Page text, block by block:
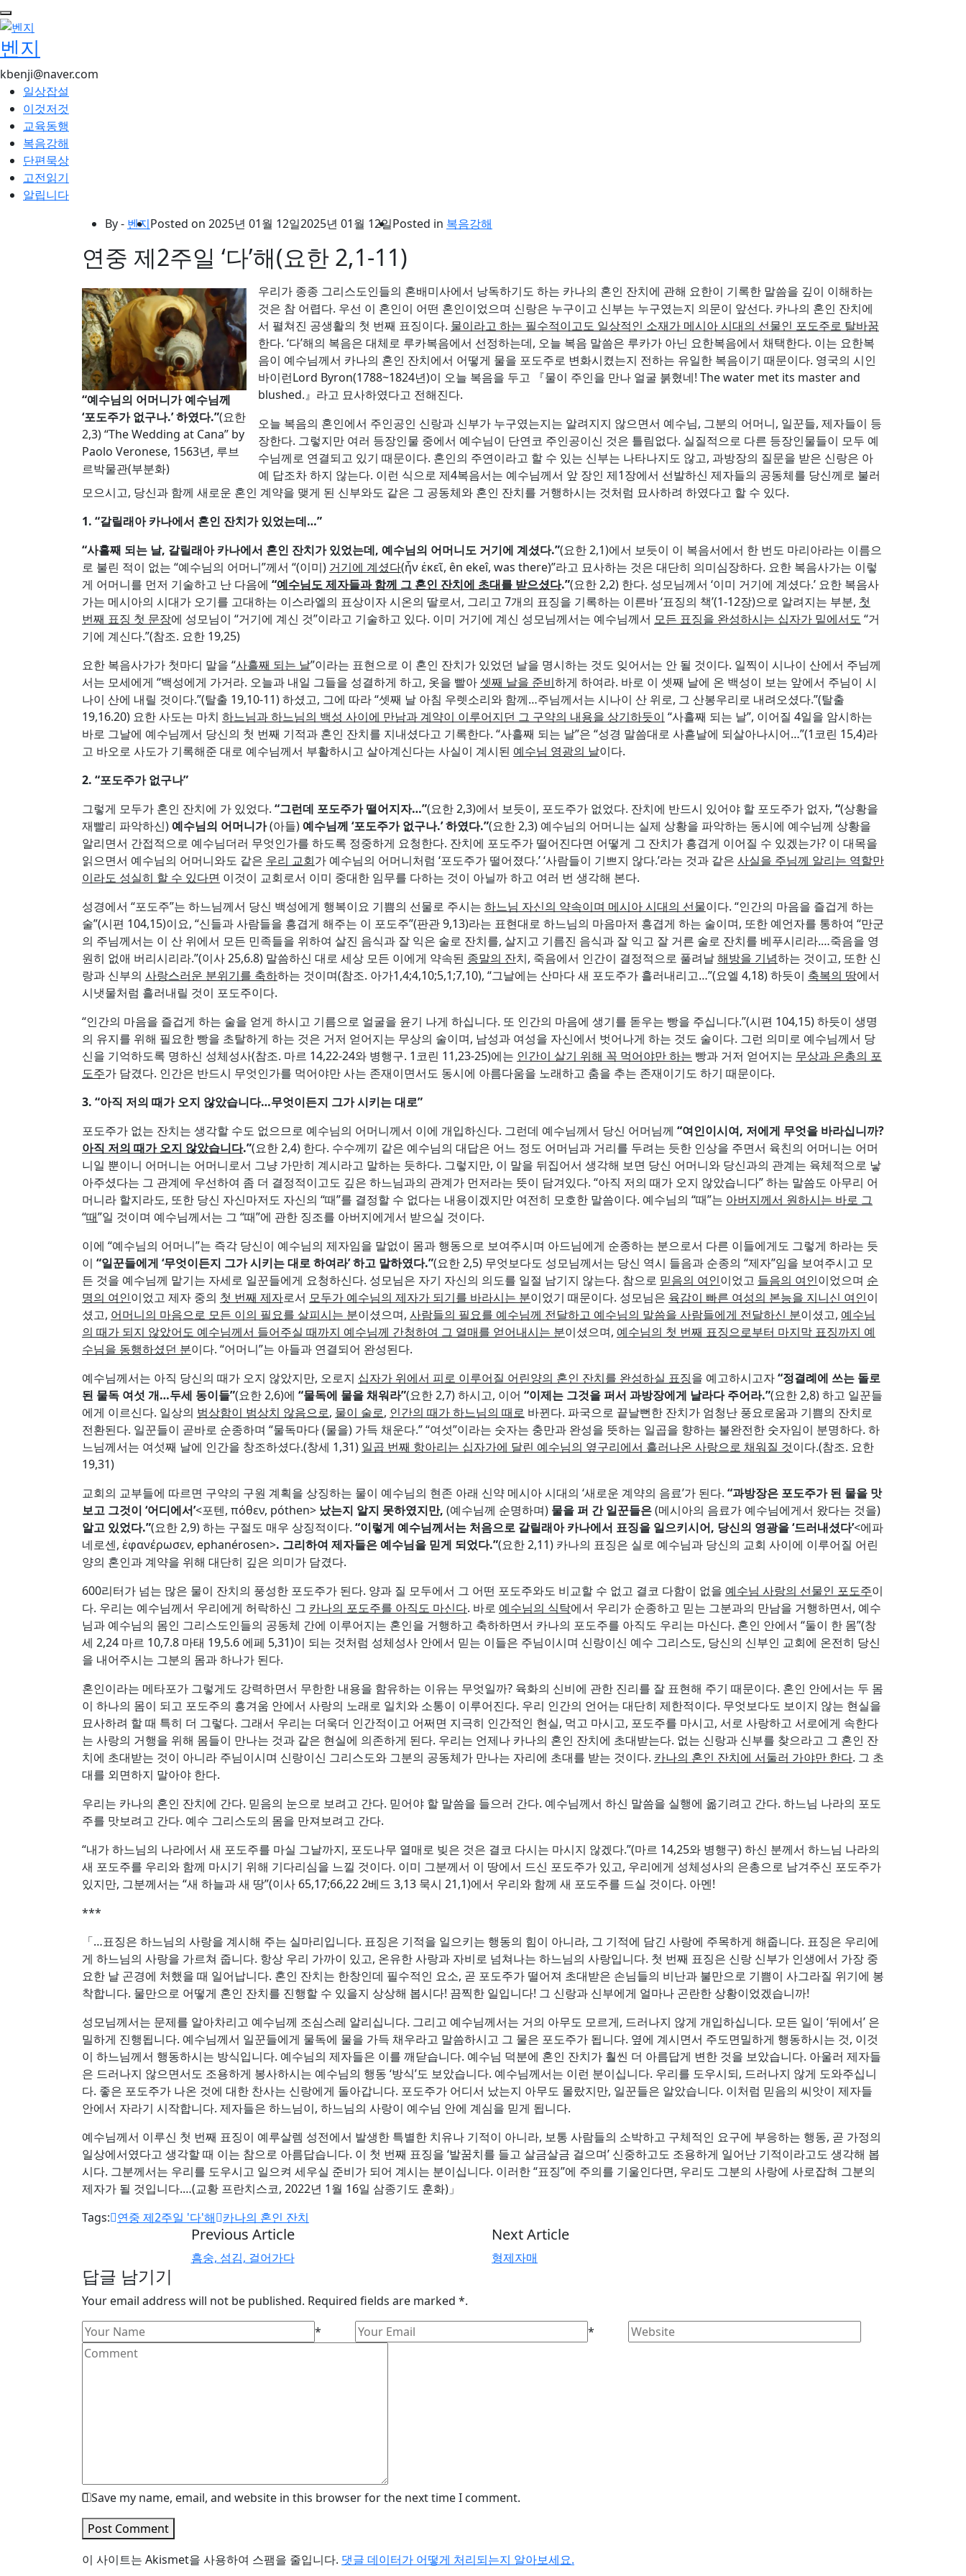
콘
텐
츠
로
건
너
뛰
기
벤지
kbenji@naver.com
일상잡설
이것저것
교육동행
복음강해
단편묵상
고전읽기
알립니다
By - 벤지Posted on 2025년 01월 12일2025년 01월 12일Posted in 복음강해
연중 제2주일 ‘다’해(요한 2,1-11)
“예수님의 어머니가 예수님께
‘포도주가 없구나.’ 하였다.”(요한
2,3) “The Wedding at Cana” by
Paolo Veronese, 1563년, 루브
르박물관(부분화)
우리가 종종 그리스도인들의 혼배미사에서 낭독하기도 하는 카나의 혼인 잔치에 관해 요한이 기록한 말씀을 깊이 이해하는
것은 참 어렵다. 우선 이 혼인이 어떤 혼인이었으며 신랑은 누구이고 신부는 누구였는지 의문이 앞선다. 카나의 혼인 잔치에
서 펼쳐진 공생활의 첫 번째 표징이다. 물이라고 하는 필수적이고도 일상적인 소재가 메시아 시대의 선물인 포도주로 탈바꿈
한다. ‘다’해의 복음은 대체로 루카복음에서 선정하는데, 오늘 복음 말씀은 루카가 아닌 요한복음에서 채택한다. 이는 요한복
음이 예수님께서 카나의 혼인 잔치에서 어떻게 물을 포도주로 변화시켰는지 전하는 유일한 복음이기 때문이다. 영국의 시인
바이런Lord Byron(1788~1824년)이 오늘 복음을 두고 『물이 주인을 만나 얼굴 붉혔네! The water met its master and
blushed.』라고 묘사하였다고 전해진다.
오늘 복음의 혼인에서 주인공인 신랑과 신부가 누구였는지는 알려지지 않으면서 예수님, 그분의 어머니, 일꾼들, 제자들이 등
장한다. 그렇지만 여러 등장인물 중에서 예수님이 단연코 주인공이신 것은 틀림없다. 실질적으로 다른 등장인물들이 모두 예
수님께로 연결되고 있기 때문이다. 혼인의 주연이라고 할 수 있는 신부는 나타나지도 않고, 과방장의 질문을 받은 신랑은 아
예 답조차 하지 않는다. 이런 식으로 제4복음서는 예수님께서 앞 장인 제1장에서 선발하신 제자들의 공동체를 당신께로 불러
모으시고, 당신과 함께 새로운 혼인 계약을 맺게 된 신부와도 같은 그 공동체와 혼인 잔치를 거행하시는 것처럼 묘사하려 하였다고 할 수 있다.
1. “갈릴래아 카나에서 혼인 잔치가 있었는데…”
“사흘째 되는 날, 갈릴래아 카나에서 혼인 잔치가 있었는데, 예수님의 어머니도 거기에 계셨다.”(요한 2,1)에서 보듯이 이 복음서에서 한 번도 마리아라는 이름으
로 불린 적이 없는 “예수님의 어머니”께서 “(이미) 거기에 계셨다(ἦν ἐκεῖ, ên ekeî, was there)”라고 묘사하는 것은 대단히 의미심장하다. 요한 복음사가는 이렇
게 어머니를 먼저 기술하고 난 다음에 “예수님도 제자들과 함께 그 혼인 잔치에 초대를 받으셨다.”(요한 2,2) 한다. 성모님께서 ‘이미 거기에 계셨다.’ 요한 복음사
가는 메시아의 시대가 오기를 고대하는 이스라엘의 표상이자 시온의 딸로서, 그리고 7개의 표징을 기록하는 이른바 ‘표징의 책’(1-12장)으로 알려지는 부분, 첫
번째 표징 첫 문장에 성모님이 “거기에 계신 것”이라고 기술하고 있다. 이미 거기에 계신 성모님께서는 예수님께서 모든 표징을 완성하시는 십자가 밑에서도 “거
기에 계신다.”(참조. 요한 19,25)
요한 복음사가가 첫마디 말을 “사흘째 되는 날”이라는 표현으로 이 혼인 잔치가 있었던 날을 명시하는 것도 잊어서는 안 될 것이다. 일찍이 시나이 산에서 주님께
서는 모세에게 “백성에게 가거라. 오늘과 내일 그들을 성결하게 하고, 옷을 빨아셋째 날을 준비하게 하여라. 바로 이 셋째 날에 온 백성이 보는 앞에서 주님이 시
나이 산에 내릴 것이다.”(탈출 19,10-11) 하셨고, 그에 따라 “셋째 날 아침 우렛소리와 함께…주님께서는 시나이 산 위로, 그 산봉우리로 내려오셨다.”(탈출
19,16.20) 요한 사도는 마치 하느님과 하느님의 백성 사이에 만남과 계약이 이루어지던 그 구약의 내용을 상기하듯이 “사흘째 되는 날”, 이어질 4일을 암시하는
바로 그날에 예수님께서 당신의 첫 번째 기적과 혼인 잔치를 지내셨다고 기록한다. “사흘째 되는 날”은 “성경 말씀대로 사흗날에 되살아나시어…”(1코린 15,4)라
고 바오로 사도가 기록해준 대로 예수님께서 부활하시고 살아계신다는 사실이 계시된 예수님 영광의 날이다.
2. “포도주가 없구나”
그렇게 모두가 혼인 잔치에 가 있었다. “그런데 포도주가 떨어지자…”(요한 2,3)에서 보듯이, 포도주가 없었다. 잔치에 반드시 있어야 할 포도주가 없자, “(상황을
재빨리 파악하신) 예수님의 어머니가(아들) 예수님께 ‘포도주가 없구나.’하였다.”(요한 2,3) 예수님의 어머니는 실제 상황을 파악하는 동시에 예수님께 상황을
알리면서 간접적으로 예수님더러 무엇인가를 하도록 정중하게 요청한다. 잔치에 포도주가 떨어진다면 어떻게 그 잔치가 흥겹게 이어질 수 있겠는가? 이 대목을
읽으면서 예수님의 어머니와도 같은 우리 교회가 예수님의 어머니처럼 ‘포도주가 떨어졌다.’ ‘사람들이 기쁘지 않다.’라는 것과 같은 사실을 주님께 알리는 역할만
이라도 성실히 할 수 있다면 이것이 교회로서 이미 중대한 임무를 다하는 것이 아닐까 하고 여러 번 생각해 본다.
성경에서 “포도주”는 하느님께서 당신 백성에게 행복이요 기쁨의 선물로 주시는 하느님 자신의 약속이며 메시아 시대의 선물이다. “인간의 마음을 즐겁게 하는
술”(시편 104,15)이요, “신들과 사람들을 흥겹게 해주는 이 포도주”(판관 9,13)라는 표현대로 하느님의 마음마저 흥겹게 하는 술이며, 또한 예언자를 통하여 “만군
의 주님께서는 이 산 위에서 모든 민족들을 위하여 살진 음식과 잘 익은 술로 잔치를, 살지고 기름진 음식과 잘 익고 잘 거른 술로 잔치를 베푸시리라.…죽음을 영
원히 없애 버리시리라.”(이사 25,6.8) 말씀하신 대로 세상 모든 이에게 약속된 종말의 잔치, 죽음에서 인간이 결정적으로 풀려날해방을 기념하는 것이고, 또한 신
랑과 신부의 사랑스러운 분위기를 축하하는 것이며(참조. 아가1,4;4,10;5,1;7,10), “그날에는 산마다 새 포도주가 흘러내리고…”(요엘 4,18) 하듯이 축복의 땅에서
시냇물처럼 흘러내릴 것이 포도주이다.
“인간의 마음을 즐겁게 하는 술을 얻게 하시고 기름으로 얼굴을 윤기 나게 하십니다. 또 인간의 마음에 생기를 돋우는 빵을 주십니다.”(시편 104,15) 하듯이 생명
의 유지를 위해 필요한 빵을 초탈하게 하는 것은 거저 얻어지는 무상의 술이며, 남성과 여성을 자신에서 벗어나게 하는 것도 술이다. 그런 의미로 예수님께서 당
신을 기억하도록 명하신 성체성사(참조. 마르 14,22-24와 병행구. 1코린 11,23-25)에는 인간이 살기 위해 꼭 먹어야만 하는 빵과 거저 얻어지는 무상과 은총의 포
도주가 담겼다. 인간은 반드시 무엇인가를 먹어야만 사는 존재이면서도 동시에 아름다움을 노래하고 춤을 추는 존재이기도 하기 때문이다.
3. “아직 저의 때가 오지 않았습니다…무엇이든지 그가 시키는 대로”
포도주가 없는 잔치는 생각할 수도 없으므로 예수님의 어머니께서 이에 개입하신다. 그런데 예수님께서 당신 어머님께 “여인이시여, 저에게 무엇을 바라십니까?
아직 저의 때가 오지 않았습니다.”(요한 2,4) 한다. 수수께끼 같은 예수님의 대답은 어느 정도 어머님과 거리를 두려는 듯한 인상을 주면서 육친의 어머니는 어머
니일 뿐이니 어머니는 어머니로서 그냥 가만히 계시라고 말하는 듯하다. 그렇지만, 이 말을 뒤집어서 생각해 보면 당신 어머니와 당신과의 관계는 육체적으로 낳
아주셨다는 그 관계에 우선하여 좀 더 결정적이고도 깊은 하느님과의 관계가 먼저라는 뜻이 담겨있다. “아직 저의 때가 오지 않았습니다” 하는 말씀도 아무리 어
머니라 할지라도, 또한 당신 자신마저도 자신의 “때”를 결정할 수 없다는 내용이겠지만 여전히 모호한 말씀이다. 예수님의 “때”는 아버지께서 원하시는 바로 그
“때”일 것이며 예수님께서는 그 “때”에 관한 징조를 아버지에게서 받으실 것이다.
이에 “예수님의 어머니”는 즉각 당신이 예수님의 제자임을 말없이 몸과 행동으로 보여주시며 아드님에게 순종하는 분으로서 다른 이들에게도 그렇게 하라는 듯
이 “일꾼들에게 ‘무엇이든지 그가 시키는 대로 하여라’하고 말하였다.”(요한 2,5) 무엇보다도 성모님께서는 당신 역시 들음과 순종의 “제자”임을 보여주시고 모
든 것을 예수님께 맡기는 자세로 일꾼들에게 요청하신다. 성모님은 자기 자신의 의도를 일절 남기지 않는다. 참으로 믿음의 여인이었고 들음의 여인이었으며 순
명의 여인이었고 제자 중의 첫 번째 제자로서 모두가 예수님의 제자가 되기를 바라시는 분이었기 때문이다. 성모님은 육감이 빠른 여성의 본능을 지니신 여인이
셨고, 어머니의 마음으로 모든 이의 필요를 살피시는 분이셨으며, 사람들의 필요를 예수님께 전달하고 예수님의 말씀을 사람들에게 전달하신 분이셨고, 예수님
의 때가 되지 않았어도 예수님께서 들어주실 때까지 예수님께 간청하여 그 열매를 얻어내시는 분이셨으며, 예수님의 첫 번째 표징으로부터 마지막 표징까지 예
수님을 동행하셨던 분이다. “어머니”는 아들과 연결되어 완성된다.
예수님께서는 아직 당신의 때가 오지 않았지만, 오로지 십자가 위에서 피로 이루어질 어린양의 혼인 잔치를 완성하실 표징을 예고하시고자“정결례에 쓰는 돌로
된 물독 여섯 개…두세 동이들”(요한 2,6)에 “물독에 물을 채워라”(요한 2,7) 하시고, 이어 “이제는 그것을 퍼서 과방장에게 날라다 주어라.”(요한 2,8) 하고 일꾼들
에게 이르신다. 일상의 범상함이 범상치 않음으로, 물이 술로, 인간의 때가 하느님의 때로 바뀐다. 파국으로 끝날뻔한 잔치가 엄청난 풍요로움과 기쁨의 잔치로
전환된다. 일꾼들이 곧바로 순종하며 “물독마다 (물을) 가득 채운다.” “여섯”이라는 숫자는 충만과 완성을 뜻하는 일곱을 향하는 불완전한 숫자임이 분명하다. 하
느님께서는 여섯째 날에 인간을 창조하셨다.(창세 1,31) 일곱 번째 항아리는 십자가에 달린 예수님의 옆구리에서 흘러나온 사랑으로 채워질 것이다.(참조. 요한
19,31)
교회의 교부들에 따르면 구약의 구원 계획을 상징하는 물이 예수님의 현존 아래 신약 메시아 시대의 ‘새로운 계약의 음료’가 된다. “과방장은 포도주가 된 물을 맛
보고 그것이 ‘어디에서’<포텐, πόθεν, póthen> 났는지 알지 못하였지만, (예수님께 순명하며) 물을 퍼 간 일꾼들은(메시아의 음료가 예수님에게서 왔다는 것을)
알고 있었다.”(요한 2,9) 하는 구절도 매우 상징적이다. “이렇게 예수님께서는 처음으로 갈릴래아 카나에서 표징을 일으키시어, 당신의 영광을‘드러내셨다’<에파
네로센, ἐφανέρωσεν, ephanérosen>. 그리하여 제자들은 예수님을 믿게 되었다.”(요한 2,11) 카나의 표징은 실로 예수님과 당신의 교회 사이에 이루어질 어린
양의 혼인과 계약을 위해 대단히 깊은 의미가 담겼다.
600리터가 넘는 많은 물이 잔치의 풍성한 포도주가 된다. 양과 질 모두에서 그 어떤 포도주와도 비교할 수 없고 결코 다함이 없을 예수님 사랑의 선물인 포도주이
다. 우리는 예수님께서 우리에게 허락하신 그 카나의 포도주를 아직도 마신다. 바로 예수님의 식탁에서 우리가 순종하고 믿는 그분과의 만남을 거행하면서, 예수
님과 예수님의 몸인 그리스도인들의 공동체 간에 이루어지는 혼인을 거행하고 축하하면서 카나의 포도주를 아직도 우리는 마신다. 혼인 안에서 “둘이 한 몸”(창
세 2,24 마르 10,7.8 마태 19,5.6 에페 5,31)이 되는 것처럼 성체성사 안에서 믿는 이들은 주님이시며 신랑이신 예수 그리스도, 당신의 신부인 교회에 온전히 당신
을 내어주시는 그분의 몸과 하나가 된다.
혼인이라는 메타포가 그렇게도 강력하면서 무한한 내용을 함유하는 이유는 무엇일까? 육화의 신비에 관한 진리를 잘 표현해 주기 때문이다. 혼인 안에서는 두 몸
이 하나의 몸이 되고 포도주의 흥겨움 안에서 사랑의 노래로 일치와 소통이 이루어진다. 우리 인간의 언어는 대단히 제한적이다. 무엇보다도 보이지 않는 현실을
묘사하려 할 때 특히 더 그렇다. 그래서 우리는 더욱더 인간적이고 어쩌면 지극히 인간적인 현실, 먹고 마시고, 포도주를 마시고, 서로 사랑하고 서로에게 속한다
는 사랑의 거행을 위해 몸들이 만나는 것과 같은 현실에 의존하게 된다. 우리는 언제나 카나의 혼인 잔치에 초대받는다. 없는 신랑과 신부를 찾으라고 그 혼인 잔
치에 초대받는 것이 아니라 주님이시며 신랑이신 그리스도와 그분의 공동체가 만나는 자리에 초대를 받는 것이다. 카나의 혼인 잔치에 서둘러 가야만 한다. 그 초
대를 외면하지 말아야 한다.
우리는 카나의 혼인 잔치에 간다. 믿음의 눈으로 보려고 간다. 믿어야 할 말씀을 들으러 간다. 예수님께서 하신 말씀을 실행에 옮기려고 간다. 하느님 나라의 포도
주를 맛보려고 간다. 예수 그리스도의 몸을 만져보려고 간다.
“내가 하느님의 나라에서 새 포도주를 마실 그날까지, 포도나무 열매로 빚은 것은 결코 다시는 마시지 않겠다.”(마르 14,25와 병행구) 하신 분께서 하느님 나라의
새 포도주를 우리와 함께 마시기 위해 기다리심을 느낄 것이다. 이미 그분께서 이 땅에서 드신 포도주가 있고, 우리에게 성체성사의 은총으로 남겨주신 포도주가
있지만, 그분께서는 “새 하늘과 새 땅”(이사 65,17;66,22 2베드 3,13 묵시 21,1)에서 우리와 함께 새 포도주를 드실 것이다. 아멘!
***
「…표징은 하느님의 사랑을 계시해 주는 실마리입니다. 표징은 기적을 일으키는 행동의 힘이 아니라, 그 기적에 담긴 사랑에 주목하게 해줍니다. 표징은 우리에
게 하느님의 사랑을 가르쳐 줍니다. 항상 우리 가까이 있고, 온유한 사랑과 자비로 넘쳐나는 하느님의 사랑입니다. 첫 번째 표징은 신랑 신부가 인생에서 가장 중
요한 날 곤경에 처했을 때 일어납니다. 혼인 잔치는 한창인데 필수적인 요소, 곧 포도주가 떨어져 초대받은 손님들의 비난과 불만으로 기쁨이 사그라질 위기에 봉
착합니다. 물만으로 어떻게 혼인 잔치를 진행할 수 있을지 상상해 봅시다! 끔찍한 일입니다! 그 신랑과 신부에게 얼마나 곤란한 상황이었겠습니까!
성모님께서는 문제를 알아차리고 예수님께 조심스레 알리십니다. 그리고 예수님께서는 거의 아무도 모르게, 드러나지 않게 개입하십니다. 모든 일이 ‘뒤에서’ 은
밀하게 진행됩니다. 예수님께서 일꾼들에게 물독에 물을 가득 채우라고 말씀하시고 그 물은 포도주가 됩니다. 옆에 계시면서 주도면밀하게 행동하시는 것, 이것
이 하느님께서 행동하시는 방식입니다. 예수님의 제자들은 이를 깨닫습니다. 예수님 덕분에 혼인 잔치가 훨씬 더 아름답게 변한 것을 보았습니다. 아울러 제자들
은 드러나지 않으면서도 조용하게 봉사하시는 예수님의 행동 ‘방식’도 보았습니다. 예수님께서는 이런 분이십니다. 우리를 도우시되, 드러나지 않게 도와주십니
다. 좋은 포도주가 나온 것에 대한 찬사는 신랑에게 돌아갑니다. 포도주가 어디서 났는지 아무도 몰랐지만, 일꾼들은 알았습니다. 이처럼 믿음의 씨앗이 제자들
안에서 자라기 시작합니다. 제자들은 하느님이, 하느님의 사랑이 예수님 안에 계심을 믿게 됩니다.
예수님께서 이루신 첫 번째 표징이 예루살렘 성전에서 발생한 특별한 치유나 기적이 아니라, 보통 사람들의 소박하고 구체적인 요구에 부응하는 행동, 곧 가정의
일상에서였다고 생각할 때 이는 참으로 아름답습니다. 이 첫 번째 표징을 ‘발꿈치를 들고 살금살금 걸으며’ 신중하고도 조용하게 일어난 기적이라고도 생각해 봅
시다. 그분께서는 우리를 도우시고 일으켜 세우실 준비가 되어 계시는 분이십니다. 이러한 “표징”에 주의를 기울인다면, 우리도 그분의 사랑에 사로잡혀 그분의
제자가 될 것입니다.…(교황 프란치스코, 2022년 1월 16일 삼종기도 훈화)」
Tags: 연중 제2주일 '다'해 카나의 혼인 잔치
Previous Article
흠숭, 섬김, 걸어가다
Next Article
형제자매
답글 남기기
Your email address will not be published. Required fields are marked *.
*
*
Save my name, email, and website in this browser for the next time I comment.
Post Comment
이 사이트는 Akismet을 사용하여 스팸을 줄입니다. 댓글 데이터가 어떻게 처리되는지 알아보세요.